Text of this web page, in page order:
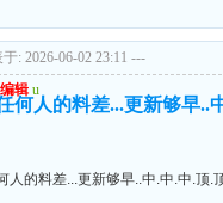
: 2026-06-02 23:11 ---
编辑 u
何人的料差...更新够早..
人的料差...更新够早..中.中.中.顶.